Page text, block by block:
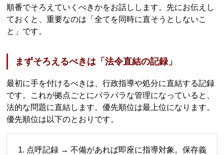
順番でそろえていくべきかをお話しします。先にお伝えし
ておくと、重要なのは「全てを同時に直そうとしないこ
と」です。
まずそろえるべきは「法令直結の記録」
最初に手を付けるべきは、行政指導や処分に直結する記録
です。これが拠点ごとにバラバラな管理になっていると、
法的な問題に直結します。優先順位は最上位になります。
優先順位は以下のとおりです。
点呼記録 → 不備があれば即座に指導対象。保存義